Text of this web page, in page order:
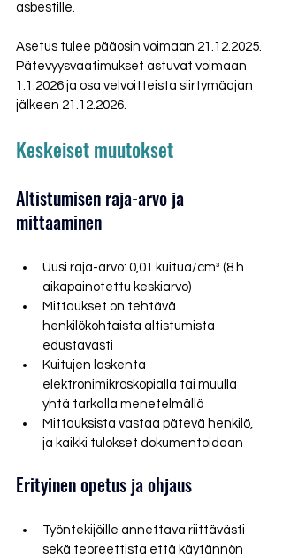
asbestille.
Asetus tulee pääosin voimaan 21.12.2025.
Pätevyysvaatimukset astuvat voimaan
1.1.2026 ja osa velvoitteista siirtymäajan
jälkeen 21.12.2026.
Keskeiset muutokset
Altistumisen raja-arvo ja
mittaaminen
Uusi raja-arvo: 0,01 kuitua/cm³ (8 h
aikapainotettu keskiarvo)
Mittaukset on tehtävä
henkilökohtaista altistumista
edustavasti
Kuitujen laskenta
elektronimikroskopialla tai muulla
yhtä tarkalla menetelmällä
Mittauksista vastaa pätevä henkilö,
ja kaikki tulokset dokumentoidaan
Erityinen opetus ja ohjaus
Työntekijöille annettava riittävästi
sekä teoreettista että käytännön